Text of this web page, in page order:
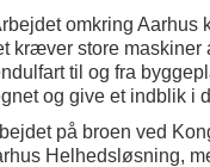
omkring Aarhus
kræver store maskiner
til og fra
og give et indblik i
på broen ved
Helhedsløsning,